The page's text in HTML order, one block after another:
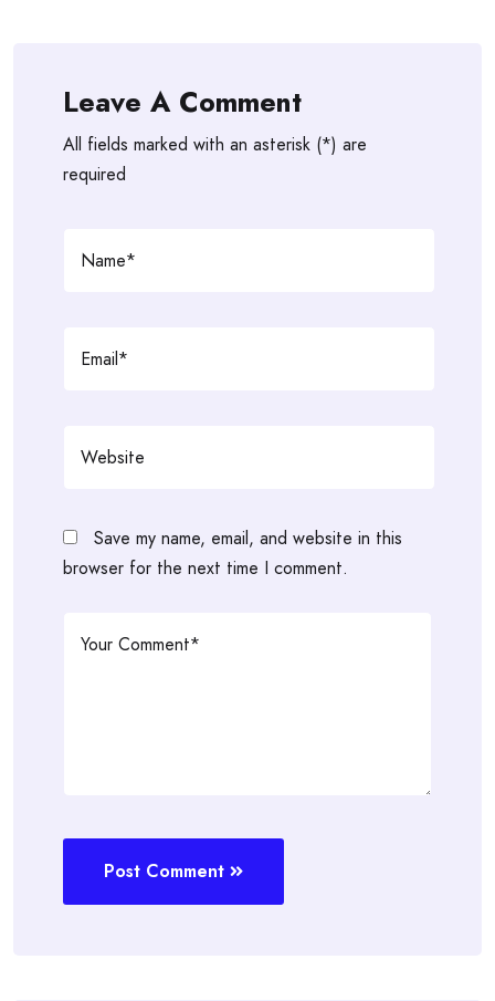
Leave A Comment
All fields marked with an asterisk (*) are
required
Save my name, email, and website in this
browser for the next time I comment.
Post Comment